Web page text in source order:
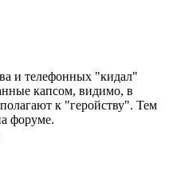
и телефонных "кидал"
капсом, видимо, в
к "геройству". Тем
форуме.